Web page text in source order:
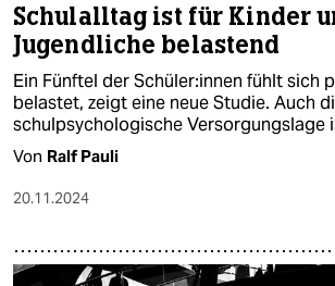
Schulalltag ist für Kinder
Jugendliche belastend
Ein Fünftel der Schü­le­r:in­nen fühlt sich
belastet, zeigt eine neue Studie. Auch
schulpsychologische Versorgungslage
Von Ralf Pauli
20.11.2024